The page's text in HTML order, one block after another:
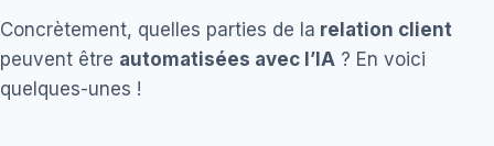
Concrètement, quelles parties de la relation client
peuvent être automatisées avec l’IA ? En voici
quelques-unes !